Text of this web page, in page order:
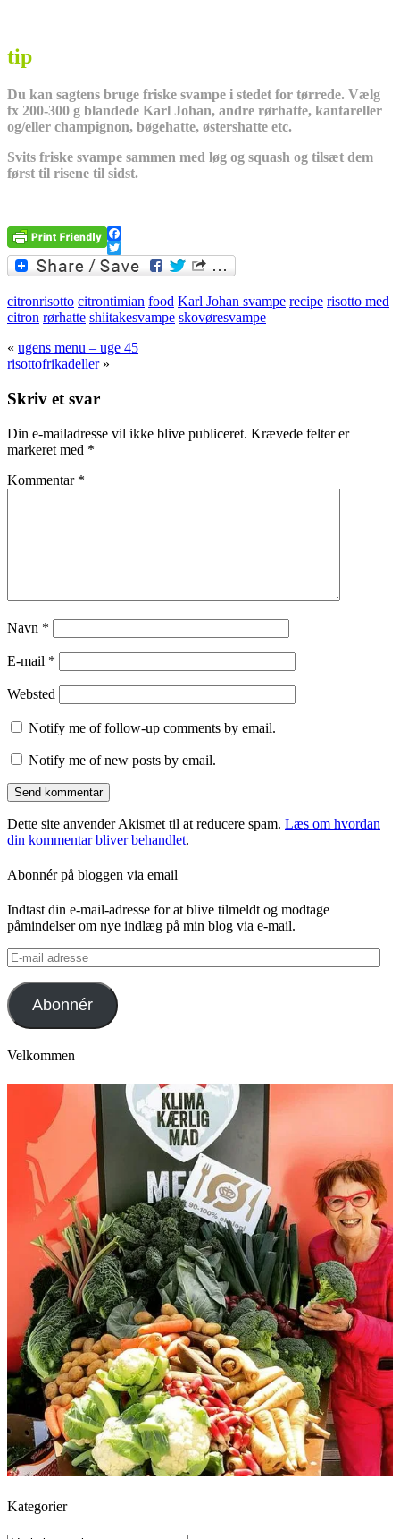
tip
Du kan sagtens bruge friske svampe i stedet for tørrede. Vælg
fx 200-300 g blandede Karl Johan, andre rørhatte, kantareller
og/eller champignon, bøgehatte, østershatte etc.
Svits friske svampe sammen med løg og squash og tilsæt dem
først til risene til sidst.
Facebook
Twitter
citronrisotto citrontimian food Karl Johan svampe recipe risotto med
citron rørhatte shiitakesvampe skovøresvampe
« ugens menu – uge 45
risottofrikadeller»
Skriv et svar
Din e-mailadresse vil ikke blive publiceret. Krævede felter er
markeret med *
Kommentar *
Navn *
E-mail *
Websted
Notify me of follow-up comments by email.
Notify me of new posts by email.
Dette site anvender Akismet til at reducere spam. Læs om hvordan
din kommentar bliver behandlet.
Abonnér på bloggen via email
Indtast din e-mail-adresse for at blive tilmeldt og modtage
påmindelser om nye indlæg på min blog via e-mail.
E-
mail
adresse
Abonnér
Velkommen
Kategorier